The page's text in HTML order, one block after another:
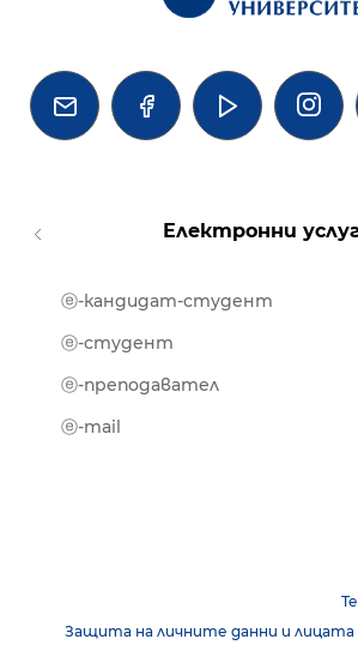
  
Електронни
ⓔ-кандидат-студент
ⓔ-студент
ⓔ-преподавател
ⓔ-mail
Защита на личните данни и лицата